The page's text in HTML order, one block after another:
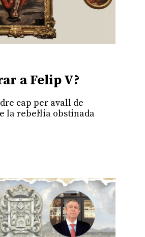
a Felip V?
cap per avall de
la rebel·lia obstinada